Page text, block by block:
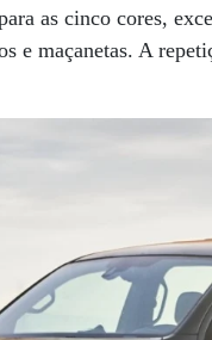
as cinco cores,
e maçanetas. A